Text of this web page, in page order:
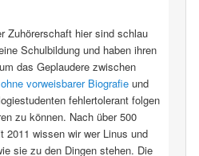
Zuhörerschaft hier sind schlau
Schulbildung und haben ihren
das Geplaudere zwischen
vorweisbarer Biografieund
fehlertolerant folgen
zu können. Nach über 500
2011 wissen wir wer Linus und
sie zu den Dingen stehen. Die